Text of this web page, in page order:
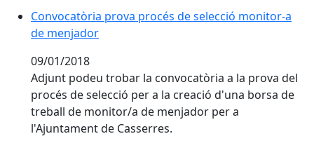
Convocatòria prova procés de selecció monitor-a de
Convocatòria prova procés de selecció monitor-a
de menjador
09/01/2018
Adjunt podeu trobar la convocatòria a la prova del
procés de selecció per a la creació d'una borsa de
treball de monitor/a de menjador per a
l'Ajuntament de Casserres.